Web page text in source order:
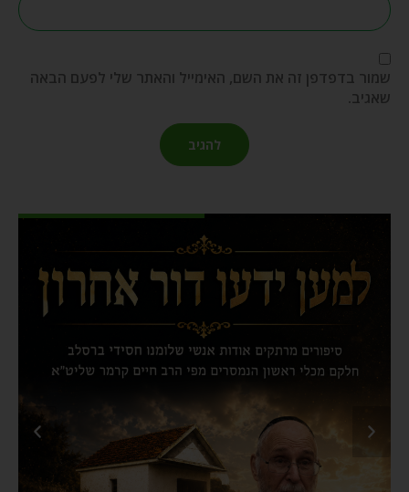
שמור בדפדפן זה את השם, האימייל והאתר שלי לפעם הבאה
שאגיב.